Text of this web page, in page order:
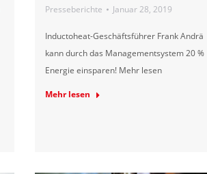
Presseberichte Januar 28, 2019
Inductoheat-Geschäftsführer Frank Andrä
kann durch das Managementsystem 20 %
Energie einsparen! Mehr lesen
Mehr lesen